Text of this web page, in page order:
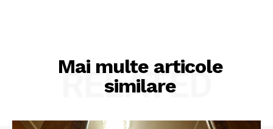
Mai multe articole
similare
RELATED